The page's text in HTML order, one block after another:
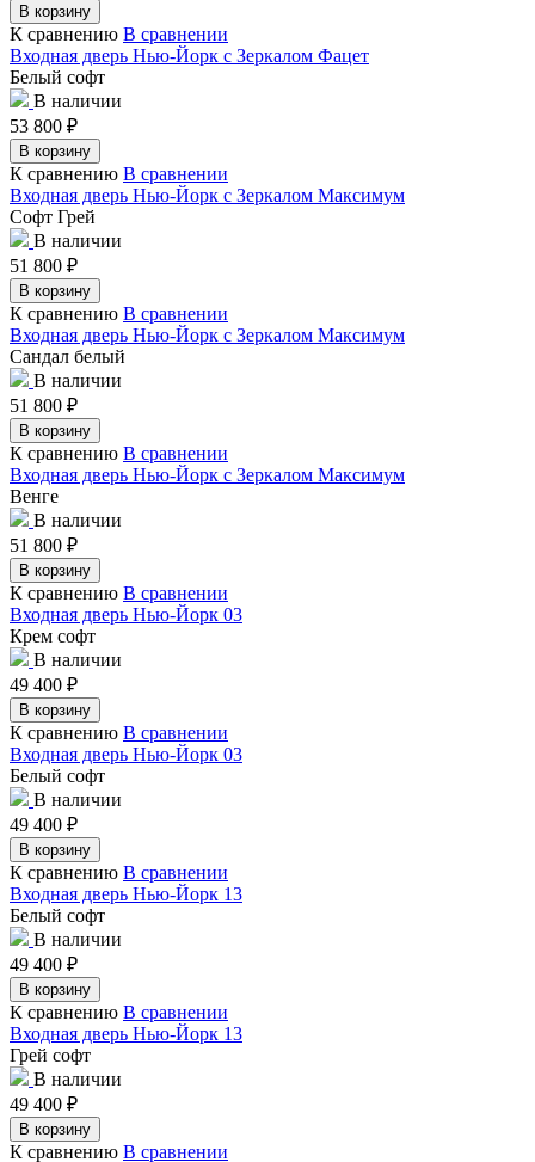
В корзину
К сравнению В сравнении
Входная дверь Нью-Йорк с Зеркалом Фацет
Белый софт
В наличии
53 800 ₽
В корзину
К сравнению В сравнении
Входная дверь Нью-Йорк с Зеркалом Максимум
Софт Грей
В наличии
51 800 ₽
В корзину
К сравнению В сравнении
Входная дверь Нью-Йорк с Зеркалом Максимум
Сандал белый
В наличии
51 800 ₽
В корзину
К сравнению В сравнении
Входная дверь Нью-Йорк с Зеркалом Максимум
Венге
В наличии
51 800 ₽
В корзину
К сравнению В сравнении
Входная дверь Нью-Йорк 03
Крем софт
В наличии
49 400 ₽
В корзину
К сравнению В сравнении
Входная дверь Нью-Йорк 03
Белый софт
В наличии
49 400 ₽
В корзину
К сравнению В сравнении
Входная дверь Нью-Йорк 13
Белый софт
В наличии
49 400 ₽
В корзину
К сравнению В сравнении
Входная дверь Нью-Йорк 13
Грей софт
В наличии
49 400 ₽
В корзину
К сравнению В сравнении